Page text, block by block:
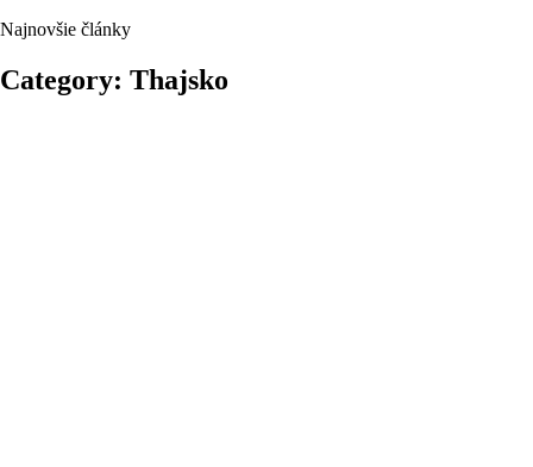
Najnovšie články
Category: Thajsko